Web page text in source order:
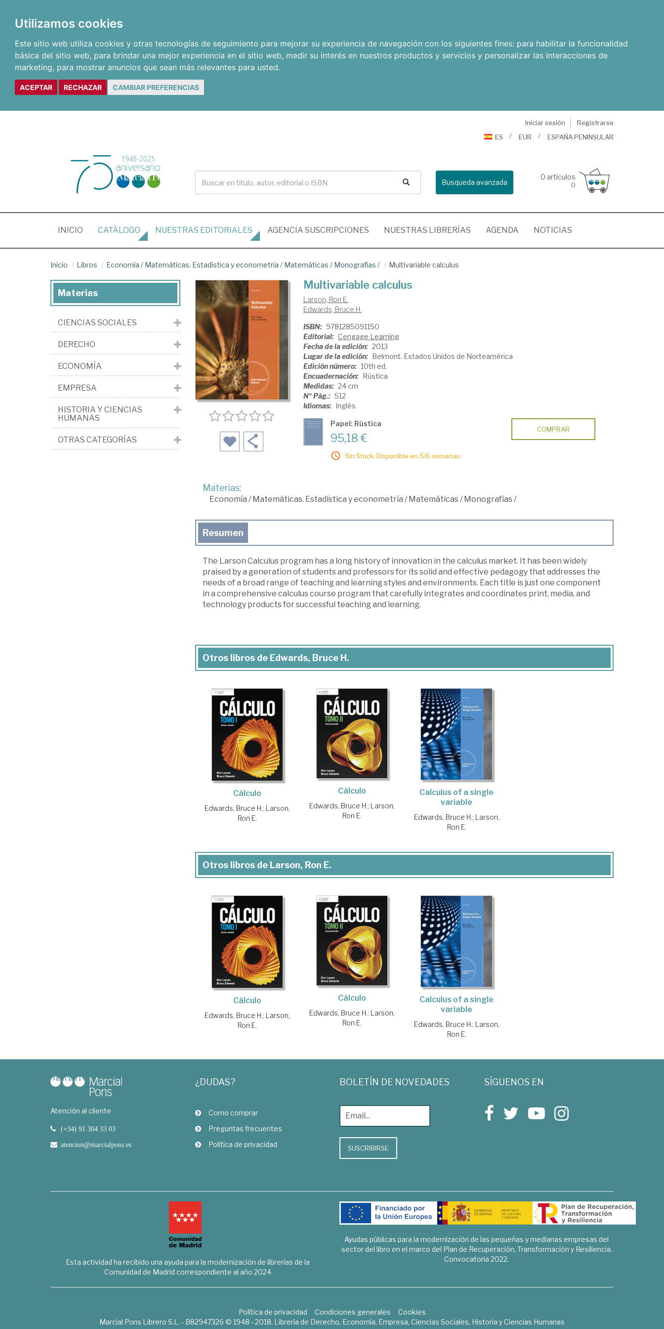
Utilizamos cookies
Este sitio web utiliza cookies y otras tecnologías de seguimiento para mejorar su experiencia de navegación con los siguientes fines: para habilitar la funcionalidad
básica del sitio web, para brindar una mejor experiencia en el sitio web, medir su interés en nuestros productos y servicios y personalizar las interacciones de
marketing, para mostrar anuncios que sean más relevantes para usted.
ACEPTAR RECHAZAR CAMBIAR PREFERENCIAS
Iniciar sesión
Registrarse
ES
EUR ESPAÑA PENINSULAR
Busqueda avanzada
0 artículos
0
INICIO (CURRENT)
CATÁLOGO NUESTRAS EDITORIALES AGENCIA SUSCRIPCIONES NUESTRAS LIBRERÍAS AGENDA NOTICIAS
Inicio Libros Economía / Matemáticas. Estadística y econometría / Matemáticas / Monografías / Multivariable calculus
Multivariable calculus
Larson, Ron E.
Edwards, Bruce H.
ISBN: 9781285091150
Editorial: Cengage Learning
Fecha de la edición: 2013
Lugar de la edición: Belmont. Estados Unidos de Norteamérica
Edición número: 10th ed.
Encuadernación: Rústica
Medidas: 24 cm
Nº Pág.: 512
Idiomas: Inglés
Papel: Rústica
95,18 €
Sin Stock. Disponible en 5/6 semanas.
COMPRAR
Materias:
Economía /Matemáticas. Estadística y econometría /Matemáticas/Monografías/
Resumen
The Larson Calculus program has a long history of innovation in the calculus market. It has been widely
praised by a generation of students and professors for its solid and effective pedagogy that addresses the
needs of a broad range of teaching and learning styles and environments. Each title is just one component
in a comprehensive calculus course program that carefully integrates and coordinates print, media, and
technology products for successful teaching and learning.
Otros libros de Edwards, Bruce H.
Cálculo
Edwards, Bruce H.; Larson,
Ron E.
Cálculo
Edwards, Bruce H.; Larson,
Ron E.
Calculus of a single
variable
Edwards, Bruce H.; Larson,
Ron E.
Otros libros de Larson, Ron E.
Cálculo
Edwards, Bruce H.; Larson,
Ron E.
Cálculo
Edwards, Bruce H.; Larson,
Ron E.
Calculus of a single
variable
Edwards, Bruce H.; Larson,
Ron E.
Materias
CIENCIAS SOCIALES
DERECHO
ECONOMÍA
EMPRESA
HISTORIA Y CIENCIAS
HUMANAS
OTRAS CATEGORÍAS
Atención al cliente
(+34) 91 304 33 03
atencion@marcialpons.es
¿DUDAS?
Como comprar
Preguntas frecuentes
Política de privacidad
BOLETÍN DE NOVEDADES
SUSCRIBIRSE
SÍGUENOS EN
Esta actividad ha recibido una ayuda para la modernización de librerías de la
Comunidad de Madrid correspondiente al año 2024
Ayudas públicas para la modernización de las pequeñas y medianas empresas del
sector del libro en el marco del Plan de Recuperación, Transformación y Resiliencia.
Convocatoria 2022.
Política de privacidad Condiciones generales
Cookies
Marcial Pons Librero S.L. - B82947326 © 1948 - 2018. Librería de Derecho, Economía, Empresa, Ciencias Sociales, Historia y Ciencias Humanas